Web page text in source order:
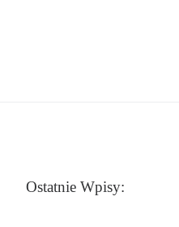
Ostatnie Wpisy: